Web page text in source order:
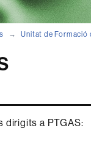
Unitat de Formació
dirigits a PTGAS: